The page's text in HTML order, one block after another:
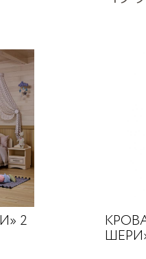
КОМПЛЕКТ «ПРОВАНС ШЕРИ» 2